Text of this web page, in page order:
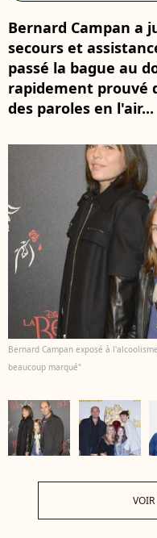
Bernard Campan a
secours et
passé la bague au
rapidement prouvé
des paroles en l'air...
Bernard Campan exposé à
beaucoup marqué"